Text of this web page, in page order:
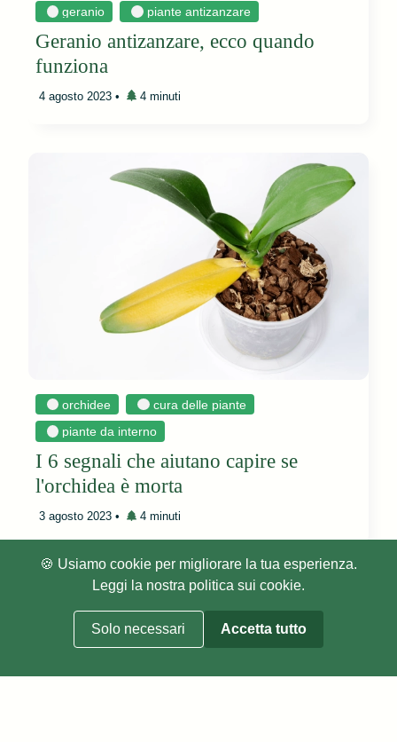
geranio piante antizanzare
Geranio antizanzare, ecco quando
funziona
4 agosto 2023 • 4 minuti
orchidee cura delle piante
piante da interno
I 6 segnali che aiutano capire se
l'orchidea è morta
3 agosto 2023 • 4 minuti
🍪 Usiamo cookie per migliorare la tua esperienza.
Leggi la nostra politica sui cookie.
Solo necessari Accetta tutto
Home
Cookie Policy
Privacy Policy